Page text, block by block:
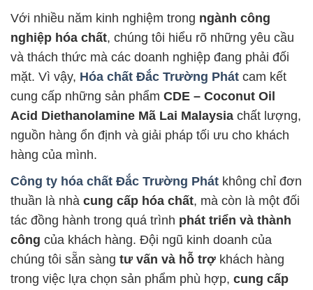
Với nhiều năm kinh nghiệm trong ngành công
nghiệp hóa chất, chúng tôi hiểu rõ những yêu cầu
và thách thức mà các doanh nghiệp đang phải đối
mặt. Vì vậy, Hóa chất Đắc Trường Phát cam kết
cung cấp những sản phẩm CDE – Coconut Oil
Acid Diethanolamine Mã Lai Malaysia chất lượng,
nguồn hàng ổn định và giải pháp tối ưu cho khách
hàng của mình.
Công ty hóa chất Đắc Trường Phát không chỉ đơn
thuần là nhà cung cấp hóa chất, mà còn là một đối
tác đồng hành trong quá trình phát triển và thành
công của khách hàng. Đội ngũ kinh doanh của
chúng tôi sẵn sàng tư vấn và hỗ trợ khách hàng
trong việc lựa chọn sản phẩm phù hợp, cung cấp